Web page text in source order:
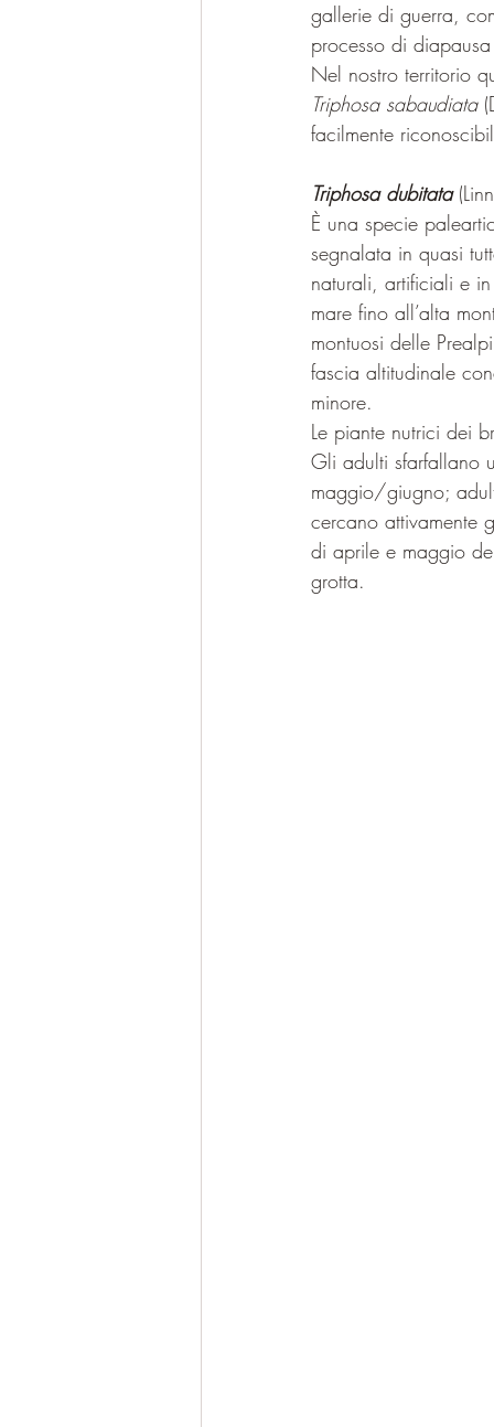
gallerie di guerra,
processo di
Nel nostro territorio
Triphosa sabaudiata
facilmente
Triphosa dubitata
È una specie
segnalata in quasi
naturali, artificiali e
mare fino all’alta
montuosi delle
fascia altitudinale
minore.
Le piante nutrici dei
Gli adulti sfarfallano
maggio/giugno;
cercano attivamente
di aprile e maggio
grotta.